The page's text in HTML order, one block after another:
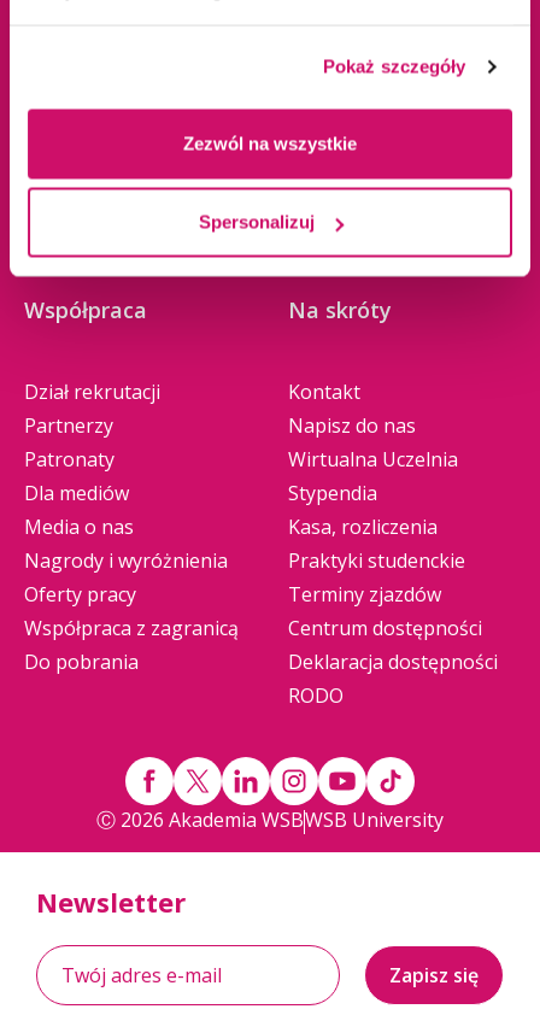
Pokaż szczegóły
Zezwól na wszystkie
Spersonalizuj
Promocje
Business School
Nauka i badania
Wydawnictwo
Zrównoważony rozwój
Współpraca
Dział rekrutacji
Partnerzy
Patronaty
Dla mediów
Media o nas
Nagrody i wyróżnienia
Oferty pracy
Współpraca z zagranicą
Do pobrania
Na skróty
Kontakt
Napisz do nas
Wirtualna Uczelnia
Stypendia
Kasa, rozliczenia
Praktyki studenckie
Terminy zjazdów
Centrum dostępności
Deklaracja dostępności
RODO
Ⓒ 2026 Akademia WSBWSB University
Newsletter
Zapisz się